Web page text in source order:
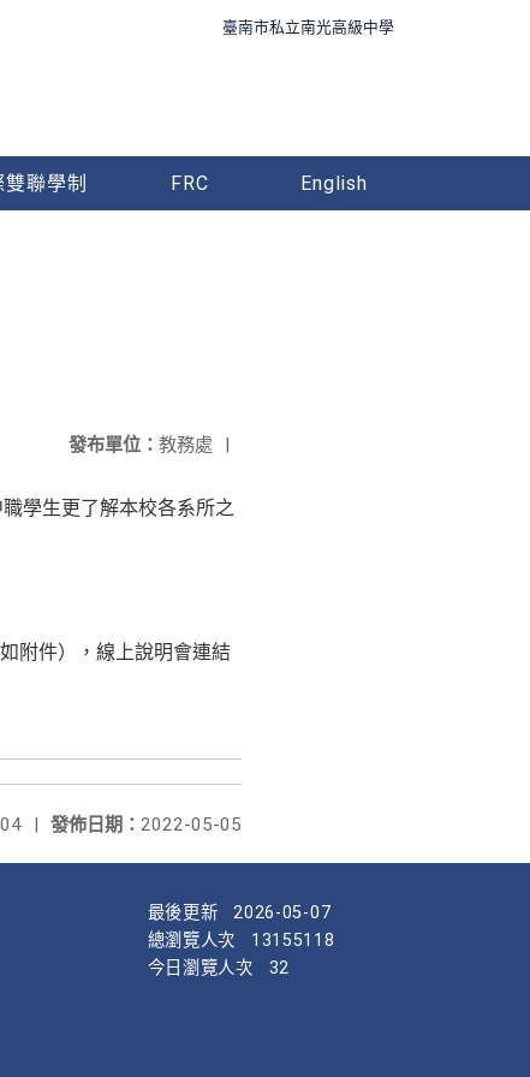
臺南市私立南光高級中學
聯學制 FRC English
發布單位： 教務處 |
學生更了解本校各系所之
附件），線上說明會連結
發佈日期： 2022-05-05
|
最後更新
2026-05-07
總瀏覽人次
13155118
今日瀏覽人次
32